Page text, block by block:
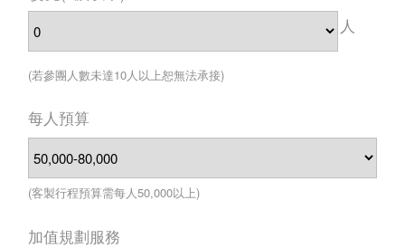
人
(若參團人數未達10人以上恕無法承接)
每人預算
(客製行程預算需每人50,000以上)
加值規劃服務